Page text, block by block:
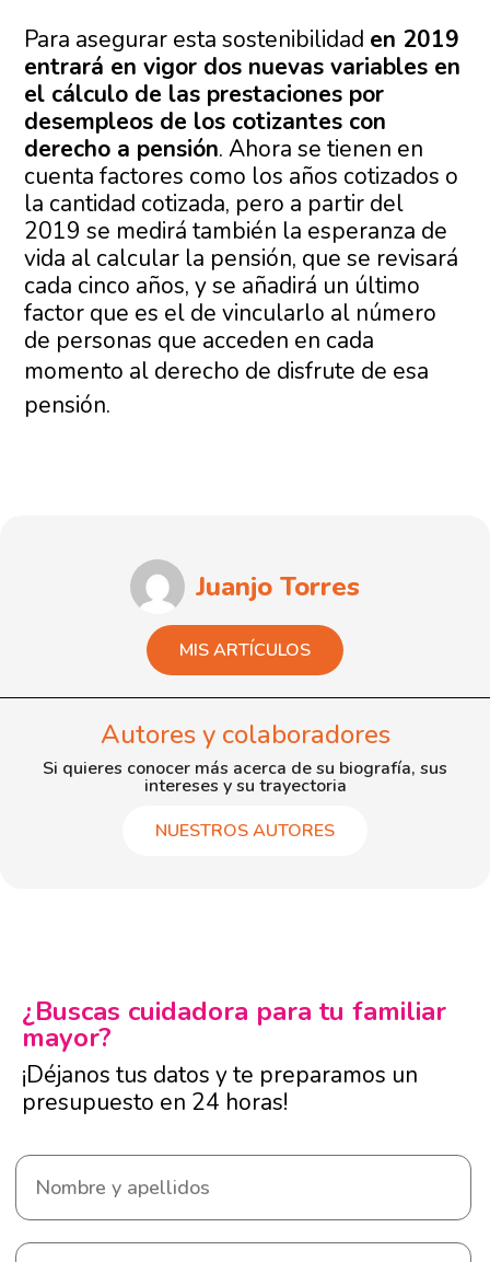
Para asegurar esta sostenibilidad en 2019
entrará en vigor dos nuevas variables en
el cálculo de las prestaciones por
desempleos de los cotizantes con
derecho a pensión. Ahora se tienen en
cuenta factores como los años cotizados o
la cantidad cotizada, pero a partir del
2019 se medirá también la esperanza de
vida al calcular la pensión, que se revisará
cada cinco años, y se añadirá un último
factor que es el de vincularlo al número
de personas que acceden en cada
momento al derecho de disfrute de esa
pensión.
Juanjo Torres
MIS ARTÍCULOS
Autores y colaboradores
Si quieres conocer más acerca de su biografía, sus
intereses y su trayectoria
NUESTROS AUTORES
¿Buscas cuidadora para tu familiar
mayor?
¡Déjanos tus datos y te preparamos un
presupuesto en 24 horas!